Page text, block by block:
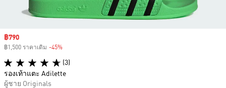
Sale price
฿790
฿1,500 ราคาเดิม -45%
(3)
รองเท้าแตะ Adilette
ผู้ชาย Originals